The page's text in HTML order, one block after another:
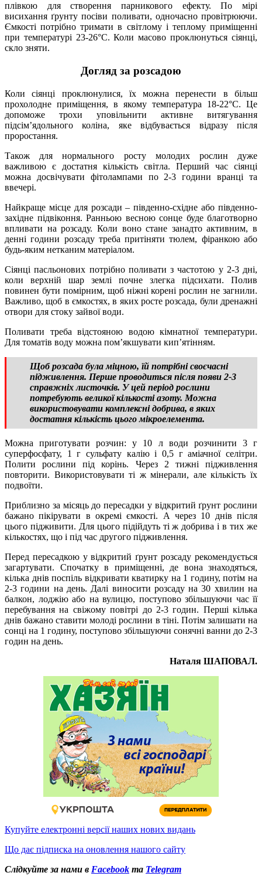
плівкою для створення парникового ефекту. По мірі
висихання ґрунту посіви поливати, одночасно провітрюючи.
Ємкості потрібно тримати в світлому і теплому приміщенні
при температурі 23-26°С. Коли масово проклюнуться сіянці,
скло зняти.
Догляд за розсадою
Коли сіянці проклюнулися, їх можна перенести в більш
прохолодне приміщення, в якому температура 18-22°С. Це
допоможе трохи уповільнити активне витягування
підсім’ядольного коліна, яке відбувається відразу після
проростання.
Також для нормального росту молодих рослин дуже
важливою є достатня кількість світла. Перший час сіянці
можна досвічувати фітолампами по 2-3 години вранці та
ввечері.
Найкраще місце для розсади – південно-східне або південно-
західне підвіконня. Ранньою весною сонце буде благотворно
впливати на розсаду. Коли воно стане занадто активним, в
денні години розсаду треба притіняти тюлем, фіранкою або
будь-яким нетканим матеріалом.
Сіянці пасльонових потрібно поливати з частотою у 2-3 дні,
коли верхній шар землі почне злегка підсихати. Полив
повинен бути помірним, щоб ніжні корені рослин не загнили.
Важливо, щоб в ємкостях, в яких росте розсада, були дренажні
отвори для стоку зайвої води.
Поливати треба відстояною водою кімнатної температури.
Для томатів воду можна пом’якшувати кип’ятінням.
Щоб розсада була міцною, їй потрібні своєчасні
підживлення. Перше проводиться після появи 2-3
справжніх листочків. У цей період рослини
потребують великої кількості азоту. Можна
використовувати комплексні добрива, в яких
достатня кількість цього мікроелемента.
Можна приготувати розчин: у 10 л води розчинити 3 г
суперфосфату, 1 г сульфату калію і 0,5 г аміачної селітри.
Полити рослини під корінь. Через 2 тижні підживлення
повторити. Використовувати ті ж мінерали, але кількість їх
подвоїти.
Приблизно за місяць до пересадки у відкритий ґрунт рослини
бажано пікірувати в окремі ємкості. А через 10 днів після
цього підживити. Для цього підійдуть ті ж добрива і в тих же
кількостях, що і під час другого підживлення.
Перед пересадкою у відкритий ґрунт розсаду рекомендується
загартувати. Спочатку в приміщенні, де вона знаходяться,
кілька днів поспіль відкривати кватирку на 1 годину, потім на
2-3 години на день. Далі виносити розсаду на 30 хвилин на
балкон, лоджію або на вулицю, поступово збільшуючи час її
перебування на свіжому повітрі до 2-3 годин. Перші кілька
днів бажано ставити молоді рослини в тіні. Потім залишати на
сонці на 1 годину, поступово збільшуючи сонячні ванни до 2-3
годин на день.
Наталя ШАПОВАЛ.
Купуйте електронні версії наших нових видань
Що дає підписка на оновлення нашого сайту
Слідкуйте за нами в Facebook та Telegram